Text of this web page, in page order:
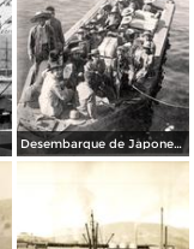
Desembarque de Japoneses